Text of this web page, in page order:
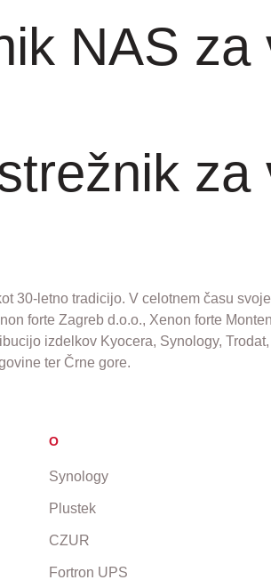
NAS za
za
30-letno tradicijo. V celotnem času
forte Zagreb d.o.o., Xenon forte
izdelkov Kyocera, Synology,
ter Črne gore.
O
Synology
Plustek
CZUR
Fortron UPS